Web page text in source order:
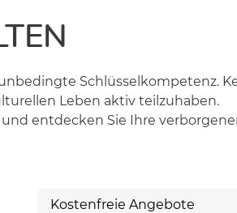
Schlüsselkompetenz.
Leben aktiv teilzuhaben.
entdecken Sie Ihre
Kostenfreie Angebote